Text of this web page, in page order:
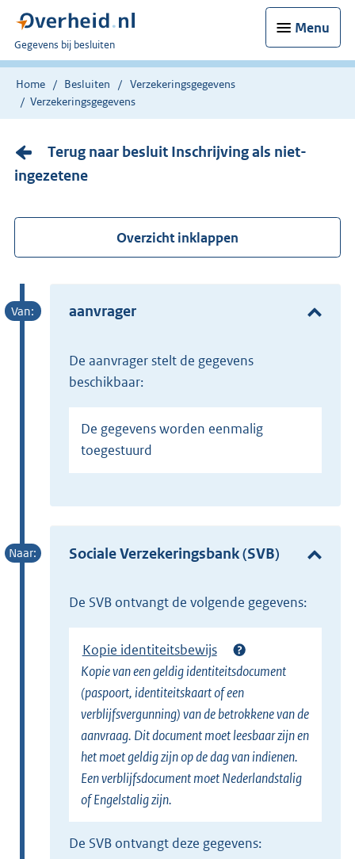
Menu
U
bent
nu
hier:
Gegevens bij besluiten
Home Besluiten
Verzekeringsgegevens
Verzekeringsgegevens
Terug naar besluit Inschrijving als niet-
ingezetene
Overzicht inklappen
aanvrager
de aanvrager stelt de gegevens
beschikbaar:
De gegevens worden eenmalig
toegestuurd
Sociale Verzekeringsbank (SVB)
de SVB ontvangt de volgende gegevens:
Kopie identiteitsbewijs
Kopie van een geldig identiteitsdocument
(paspoort, identiteitskaart of een
verblijfsvergunning) van de betrokkene van de
aanvraag. Dit document moet leesbaar zijn en
het moet geldig zijn op de dag van indienen.
Een verblijfsdocument moet Nederlandstalig
of Engelstalig zijn.
de SVB ontvangt deze gegevens: